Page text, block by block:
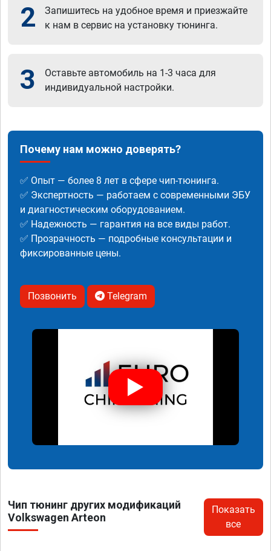
2
Запишитесь на удобное время и приезжайте
к нам в сервис на установку тюнинга.
3
Оставьте автомобиль на 1-3 часа для
индивидуальной настройки.
Почему нам можно доверять?
✅ Опыт — более 8 лет в сфере чип-тюнинга.
✅ Экспертность — работаем с современными ЭБУ
и диагностическим оборудованием.
✅ Надежность — гарантия на все виды работ.
✅ Прозрачность — подробные консультации и
фиксированные цены.
Позвонить Telegram
Чип тюнинг других модификаций
Volkswagen Arteon
Показать
все